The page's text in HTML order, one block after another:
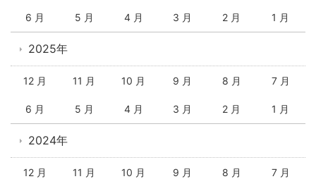
6 月 5 月 4 月 3 月 2 月 1 月
2025年
12 月 11 月 10 月 9 月 8 月 7 月
6 月 5 月 4 月 3 月 2 月 1 月
2024年
12 月 11 月 10 月 9 月 8 月 7 月